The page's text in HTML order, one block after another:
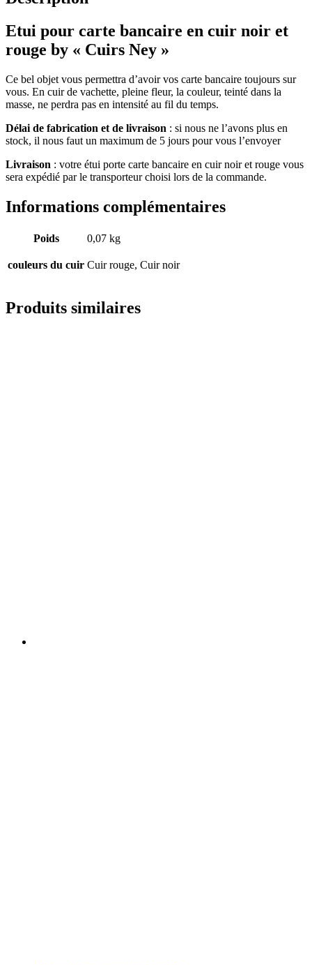
Etui pour carte bancaire en cuir noir et
rouge by « Cuirs Ney »
Ce bel objet vous permettra d’avoir vos carte bancaire toujours sur
vous. En cuir de vachette, pleine fleur, la couleur, teinté dans la
masse, ne perdra pas en intensité au fil du temps.
Délai de fabrication et de livraison : si nous ne l’avons plus en
stock, il nous faut un maximum de 5 jours pour vous l’envoyer
Livraison : votre étui porte carte bancaire en cuir noir et rouge vous
sera expédié par le transporteur choisi lors de la commande.
Informations complémentaires
Poids 0,07 kg
couleurs du cuir Cuir rouge, Cuir noir
Produits similaires